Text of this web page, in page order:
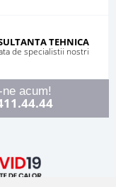
TEHNICA
de specialistii nostri
acum!